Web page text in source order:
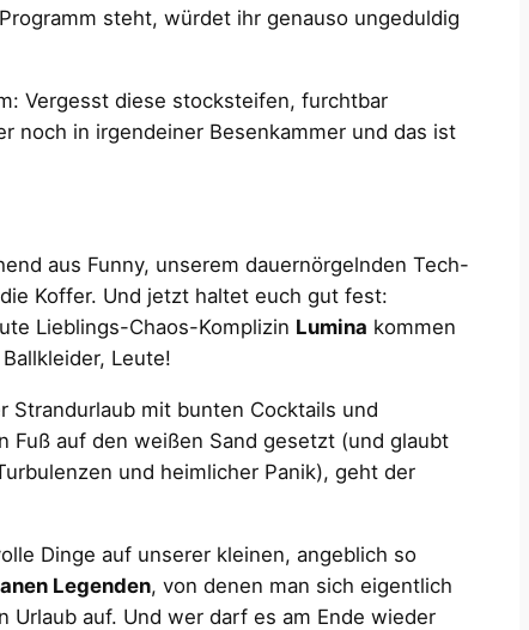
steht, würdet ihr genauso ungeduldig
Vergesst diese stocksteifen, furchtbar
noch in irgendeiner Besenkammer und das ist
aus Funny, unserem dauernörgelnden Tech-
Koffer. Und jetzt haltet euch gut fest:
Lieblings-Chaos-Komplizin Lumina kommen
Leute!
mit bunten Cocktails und
Fuß auf den weißen Sand gesetzt (und glaubt
und heimlicher Panik), geht der
Dinge auf unserer kleinen, angeblich so
Legenden, von denen man sich eigentlich
auf. Und wer darf es am Ende wieder